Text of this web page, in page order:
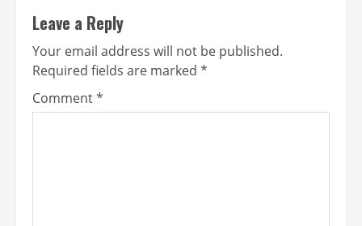
Leave a Reply
Your email address will not be published.
Required fields are marked *
Comment*